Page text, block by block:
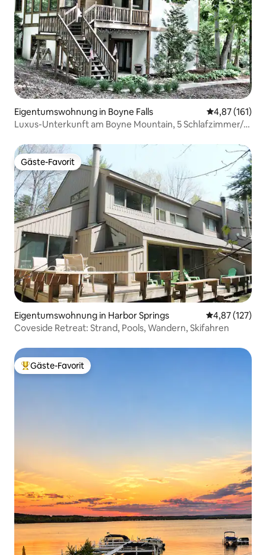
Eigentumswohnung in Boyne Falls
4,87 (161)
Luxus-Unterkunft am Boyne Mountain, 5 Schlafzimmer/4
Gäste-Favorit
Gäste-Favorit
Eigentumswohnung in Harbor Springs
4,87 (127)
Coveside Retreat: Strand, Pools, Wandern, Skifahren
Beliebter Gäste-Favorit.
Gäste-Favorit